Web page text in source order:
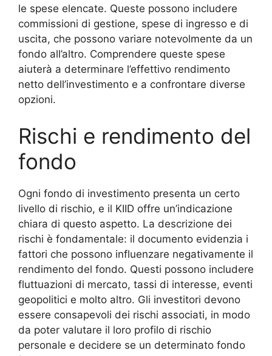
le spese elencate. Queste possono includere
commissioni di gestione, spese di ingresso e di
uscita, che possono variare notevolmente da un
fondo all’altro. Comprendere queste spese
aiuterà a determinare l’effettivo rendimento
netto dell’investimento e a confrontare diverse
opzioni.
Rischi e rendimento del
fondo
Ogni fondo di investimento presenta un certo
livello di rischio, e il KIID offre un’indicazione
chiara di questo aspetto. La descrizione dei
rischi è fondamentale: il documento evidenzia i
fattori che possono influenzare negativamente il
rendimento del fondo. Questi possono includere
fluttuazioni di mercato, tassi di interesse, eventi
geopolitici e molto altro. Gli investitori devono
essere consapevoli dei rischi associati, in modo
da poter valutare il loro profilo di rischio
personale e decidere se un determinato fondo